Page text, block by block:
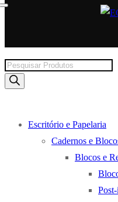
Products
search
Escritório e Papelaria
Cadernos e
Blocos e